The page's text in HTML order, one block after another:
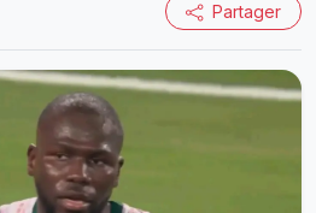
Partager